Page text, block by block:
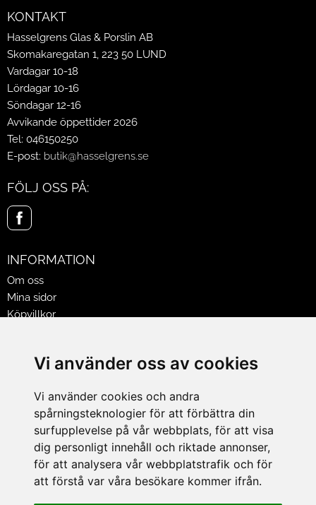
Vi använder oss av cookies
Vi använder cookies och andra
spårningsteknologier för att förbättra din
surfupplevelse på vår webbplats, för att visa
dig personligt innehåll och riktade annonser,
för att analysera vår webbplatstrafik och för
att förstå var våra besökare kommer ifrån.
KONTAKT
Hasselgrens Glas & Porslin AB
Skomakaregatan 1, 223 50 LUND
Vardagar 10-18
Lördagar 10-16
Söndagar 12-16
Avvikande öppettider 2026
Tel: 046150250
E-post: butik@hasselgrens.se
FÖLJ OSS PÅ:
INFORMATION
Om oss
Mina sidor
Köpvillkor
Jobba på Hasselgrens
LEVERANS
BETALNINGSSÄTT